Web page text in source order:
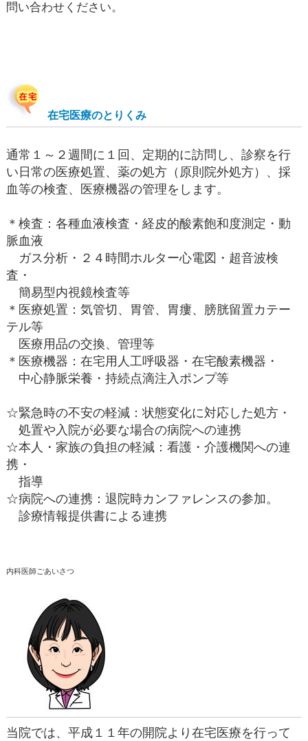
問い合わせください。
在宅医療のとりくみ
通常１～２週間に１回、定期的に訪問し、診察を行
い日常の医療処置、薬の処方（原則院外処方）、採
血等の検査、医療機器の管理をします。
＊検査：各種血液検査・経皮的酸素飽和度測定・動
脈血液
ガス分析・２４時間ホルター心電図・超音波検
査・
簡易型内視鏡検査等
＊医療処置：気管切、胃管、胃瘻、膀胱留置カテー
テル等
医療用品の交換、管理等
＊医療機器：在宅用人工呼吸器・在宅酸素機器・
中心静脈栄養・持続点滴注入ポンプ等
☆緊急時の不安の軽減：状態変化に対応した処方・
処置や入院が必要な場合の病院への連携
☆本人・家族の負担の軽減：看護・介護機関への連
携・
指導
☆病院への連携：退院時カンファレンスの参加。
診療情報提供書による連携
内科医師ごあいさつ
当院では、平成１１年の開院より在宅医療を行って